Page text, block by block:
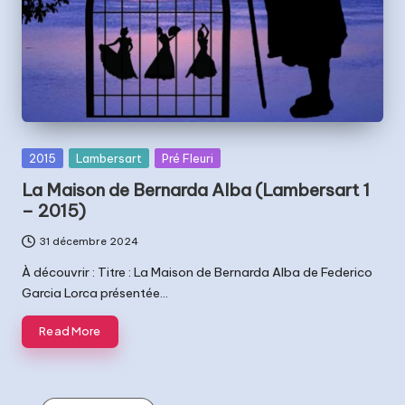
t
s
Posted
2015 Lambersart Pré Fleuri
La Maison de Bernarda Alba (Lambersart 1
– 2015)
31 décembre 2024
À découvrir : Titre : La Maison de Bernarda Alba de Federico
Garcia Lorca présentée…
Read More